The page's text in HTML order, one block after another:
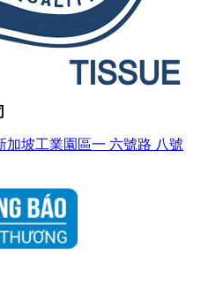
加坡工業園區一 六號路 八號